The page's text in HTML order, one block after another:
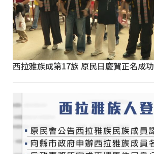
西拉雅族成第17族 原民日慶賀正名成功